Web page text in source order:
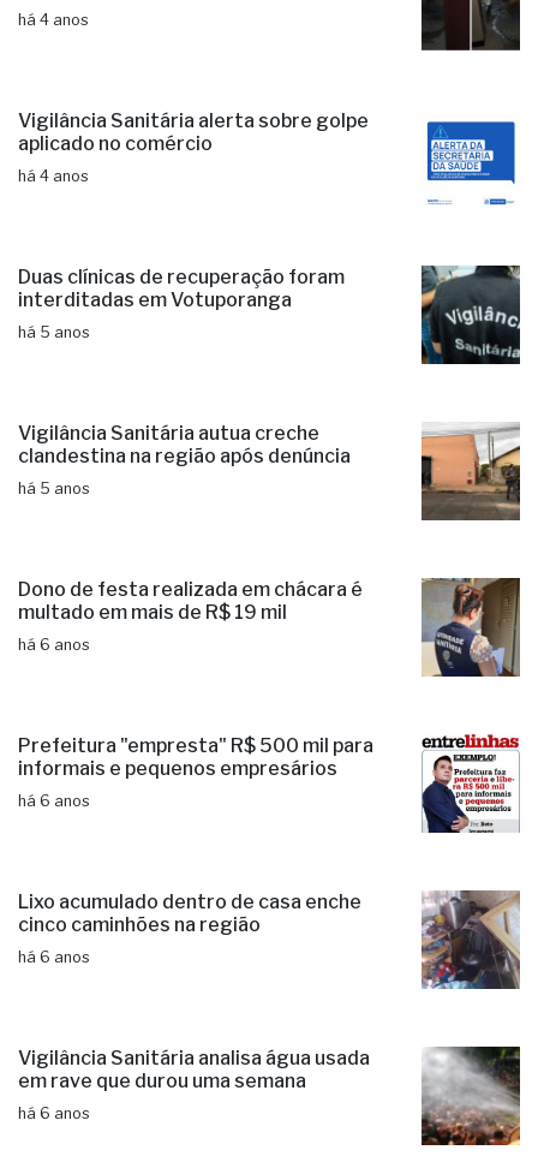
há 4 anos
Vigilância Sanitária alerta sobre golpe
aplicado no comércio
há 4 anos
Duas clínicas de recuperação foram
interditadas em Votuporanga
há 5 anos
Vigilância Sanitária autua creche
clandestina na região após denúncia
há 5 anos
Dono de festa realizada em chácara é
multado em mais de R$ 19 mil
há 6 anos
Prefeitura "empresta" R$ 500 mil para
informais e pequenos empresários
há 6 anos
Lixo acumulado dentro de casa enche
cinco caminhões na região
há 6 anos
Vigilância Sanitária analisa água usada
em rave que durou uma semana
há 6 anos